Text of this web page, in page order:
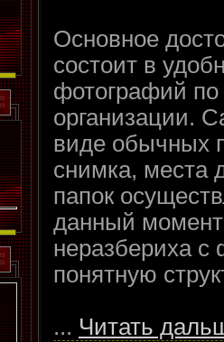
Основное
состоит в
фотографий
организации.
виде обычных
снимка, места
папок
данный момент
неразбериха с
понятную
... Читать